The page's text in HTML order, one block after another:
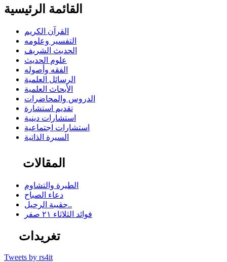
القائمة الرئيسية
القرآن الكريم
التفسير وعلومه
الحديث الشريف
علوم الحديث
الفقه وأصوله
الرسائل العلمية
الأبحاث العلمية
الدروس والمحاضرات
تقديم استشارة
استشارات دينية
استشارات اجتماعية
السيرة الذاتية
المقالات
الطيرة والتشاوم
دعاء الصباح
حقيبة الرحيل..
فوائد الثلاثاء ٢١ صفر
تغريدات
Tweets by rs4it